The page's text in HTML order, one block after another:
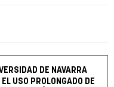
DE NAVARRA
USO PROLONGADO DE